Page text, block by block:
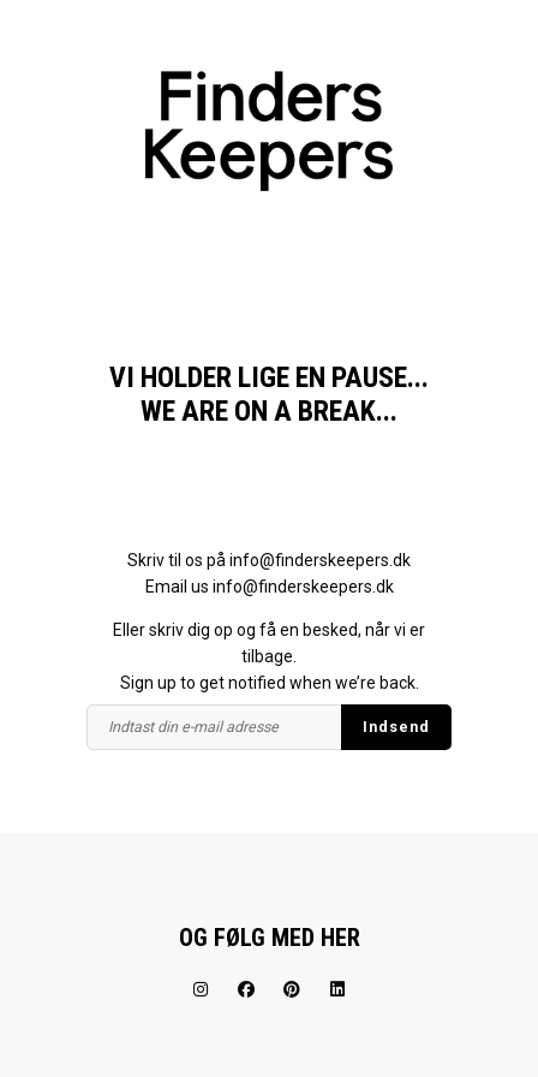
VI HOLDER LIGE EN PAUSE...
WE ARE ON A BREAK...
Skriv til os på info@finderskeepers.dk
Email us info@finderskeepers.dk
Eller skriv dig op og få en besked, når vi er
tilbage.
Sign up to get notified when we’re back.
OG FØLG MED HER